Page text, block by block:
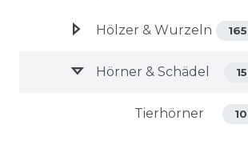
Hölzer & Wurzeln 165
Hörner & Schädel 15
Tierhörner 10